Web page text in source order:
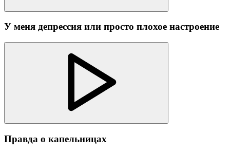
У меня депрессия или просто плохое настроение
Правда о капельницах